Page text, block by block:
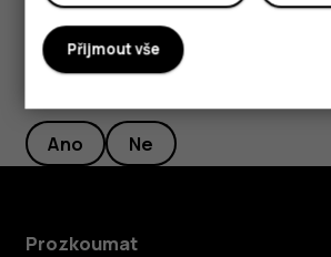
Ano Ne
Prozkoumat
Přijmout vše